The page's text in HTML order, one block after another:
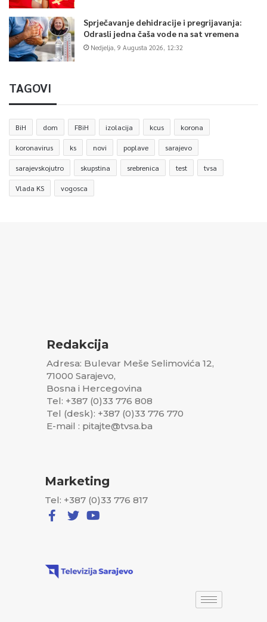
Sprječavanje dehidracije i pregrijavanja:
Odrasli jedna čaša vode na sat vremena
Nedjelja, 9 Augusta 2026, 12:32
TAGOVI
BiH dom FBiH izolacija kcus korona
koronavirus ks novi poplave sarajevo
sarajevskojutro skupstina srebrenica test tvsa
Vlada KS vogosca
Redakcija
Adresa: Bulevar Meše Selimovića 12,
71000 Sarajevo,
Bosna i Hercegovina
Tel: +387 (0)33 776 808
Tel (desk): +387 (0)33 776 770
E-mail : pitajte@tvsa.ba
Marketing
Tel: +387 (0)33 776 817